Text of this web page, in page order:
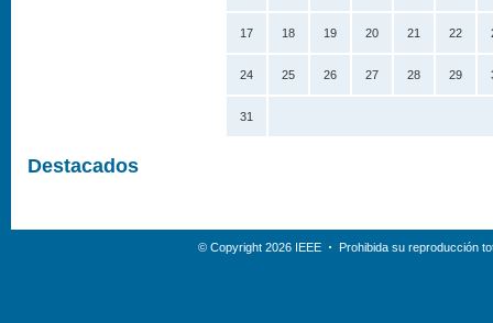
17 18 19 20 21 22
24 25 26 27 28 29
31
Destacados
© Copyright 2026 IEEE Prohibida su reproducción